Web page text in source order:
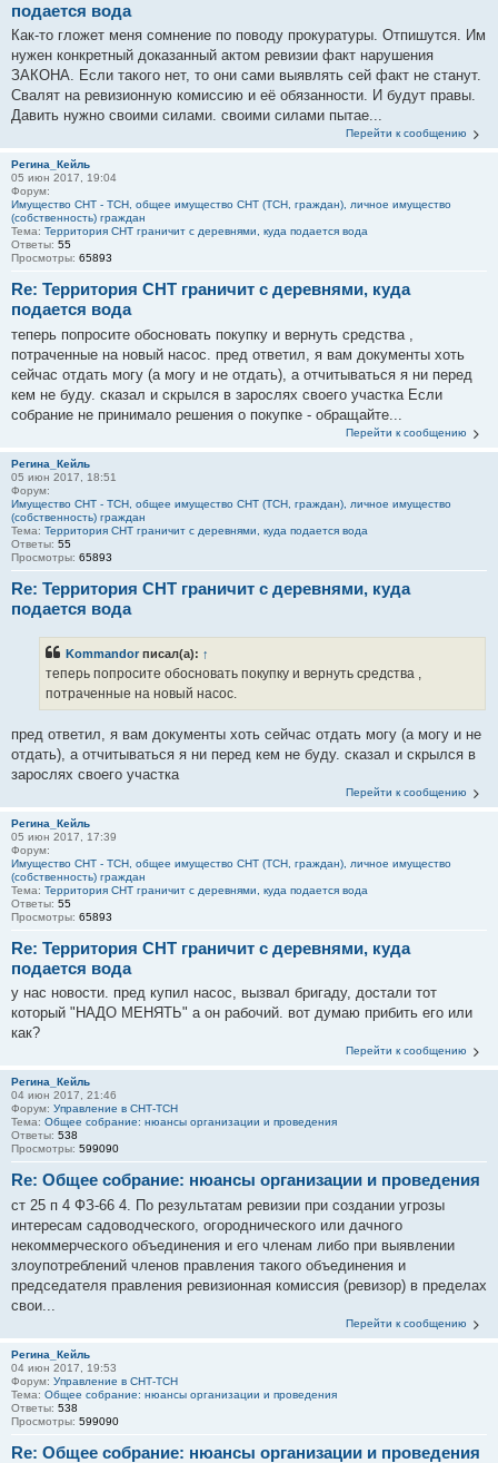
подается вода
Как-то гложет меня сомнение по поводу прокуратуры. Отпишутся. Им
нужен конкретный доказанный актом ревизии факт нарушения
ЗАКОНА. Если такого нет, то они сами выявлять сей факт не станут.
Свалят на ревизионную комиссию и её обязанности. И будут правы.
Давить нужно своими силами. своими силами пытае...
Перейти к сообщению
Регина_Кейль
05 июн 2017, 19:04
Форум:
Имущество СНТ - ТСН, общее имущество СНТ (ТСН, граждан), личное имущество
(собственность) граждан
Тема: Территория СНТ граничит с деревнями, куда подается вода
Ответы: 55
Просмотры: 65893
Re: Территория СНТ граничит с деревнями, куда
подается вода
теперь попросите обосновать покупку и вернуть средства ,
потраченные на новый насос. пред ответил, я вам документы хоть
сейчас отдать могу (а могу и не отдать), а отчитываться я ни перед
кем не буду. сказал и скрылся в зарослях своего участка Если
собрание не принимало решения о покупке - обращайте...
Перейти к сообщению
Регина_Кейль
05 июн 2017, 18:51
Форум:
Имущество СНТ - ТСН, общее имущество СНТ (ТСН, граждан), личное имущество
(собственность) граждан
Тема: Территория СНТ граничит с деревнями, куда подается вода
Ответы: 55
Просмотры: 65893
Re: Территория СНТ граничит с деревнями, куда
подается вода
Kommandor писал(а): ↑
теперь попросите обосновать покупку и вернуть средства ,
потраченные на новый насос.
пред ответил, я вам документы хоть сейчас отдать могу (а могу и не
отдать), а отчитываться я ни перед кем не буду. сказал и скрылся в
зарослях своего участка
Перейти к сообщению
Регина_Кейль
05 июн 2017, 17:39
Форум:
Имущество СНТ - ТСН, общее имущество СНТ (ТСН, граждан), личное имущество
(собственность) граждан
Тема: Территория СНТ граничит с деревнями, куда подается вода
Ответы: 55
Просмотры: 65893
Re: Территория СНТ граничит с деревнями, куда
подается вода
у нас новости. пред купил насос, вызвал бригаду, достали тот
который "НАДО МЕНЯТЬ" а он рабочий. вот думаю прибить его или
как?
Перейти к сообщению
Регина_Кейль
04 июн 2017, 21:46
Форум: Управление в СНТ-ТСН
Тема: Общее собрание: нюансы организации и проведения
Ответы: 538
Просмотры: 599090
Re: Общее собрание: нюансы организации и проведения
ст 25 п 4 ФЗ-66 4. По результатам ревизии при создании угрозы
интересам садоводческого, огороднического или дачного
некоммерческого объединения и его членам либо при выявлении
злоупотреблений членов правления такого объединения и
председателя правления ревизионная комиссия (ревизор) в пределах
свои...
Перейти к сообщению
Регина_Кейль
04 июн 2017, 19:53
Форум: Управление в СНТ-ТСН
Тема: Общее собрание: нюансы организации и проведения
Ответы: 538
Просмотры: 599090
Re: Общее собрание: нюансы организации и проведения